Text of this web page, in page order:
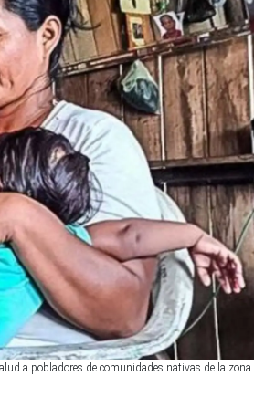
a pobladores de comunidades nativas de la zona.